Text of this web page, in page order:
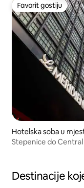
Favorit gostiju
Favorit gostiju
Hotelska soba u
Stepenice do Central
Destinacije